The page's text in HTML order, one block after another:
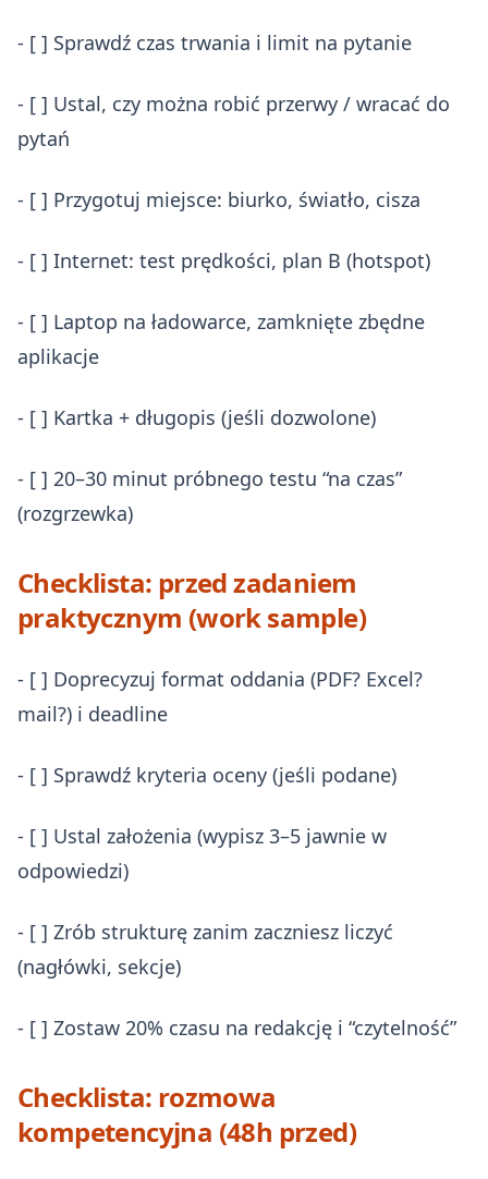
- [ ] Sprawdź czas trwania i limit na pytanie
- [ ] Ustal, czy można robić przerwy / wracać do
pytań
- [ ] Przygotuj miejsce: biurko, światło, cisza
- [ ] Internet: test prędkości, plan B (hotspot)
- [ ] Laptop na ładowarce, zamknięte zbędne
aplikacje
- [ ] Kartka + długopis (jeśli dozwolone)
- [ ] 20–30 minut próbnego testu “na czas”
(rozgrzewka)
Checklista: przed zadaniem
praktycznym (work sample)
- [ ] Doprecyzuj format oddania (PDF? Excel?
mail?) i deadline
- [ ] Sprawdź kryteria oceny (jeśli podane)
- [ ] Ustal założenia (wypisz 3–5 jawnie w
odpowiedzi)
- [ ] Zrób strukturę zanim zaczniesz liczyć
(nagłówki, sekcje)
- [ ] Zostaw 20% czasu na redakcję i “czytelność”
Checklista: rozmowa
kompetencyjna (48h przed)